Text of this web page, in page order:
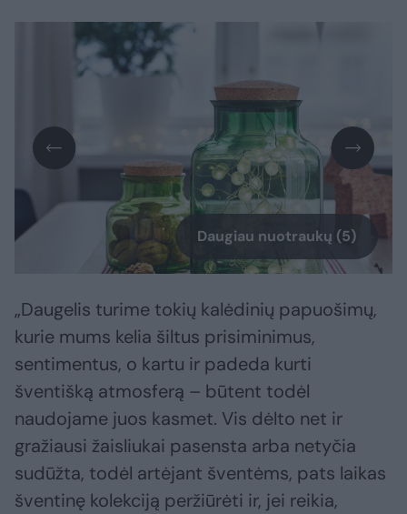
Daugiau nuotraukų (5)
„Daugelis turime tokių kalėdinių papuošimų,
kurie mums kelia šiltus prisiminimus,
sentimentus, o kartu ir padeda kurti
šventišką atmosferą – būtent todėl
naudojame juos kasmet. Vis dėlto net ir
gražiausi žaisliukai pasensta arba netyčia
sudūžta, todėl artėjant šventėms, pats laikas
šventinę kolekciją peržiūrėti ir, jei reikia,